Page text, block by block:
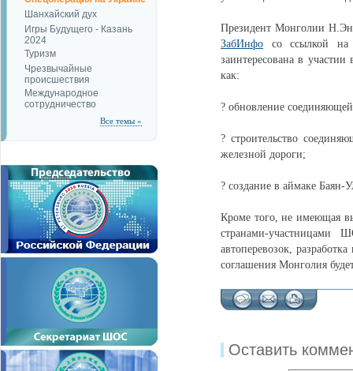
Шанхайский дух
Игры Будущего - Казань
2024
Туризм
Чрезвычайные
происшествия
Международное
сотрудничество
Все темы »
Президент Монголии
ЗабИнфо со ссылкой
заинтересована в
как:
? обновление
? строительство
железной дороги;
? создание в аймаке Баян-
Кроме того, не имеющая
странами-участницами
автоперевозок,
соглашения Монголия
Оставить